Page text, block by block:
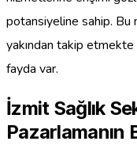
potansiyeline sahip. Bu
yakından takip
fayda var.
İzmit Sağlık